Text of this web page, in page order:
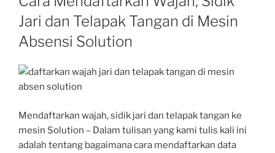
Jari dan Telapak Tangan di Mesin
Absensi Solution
Mendaftarkan wajah, sidik jari dan telapak tangan ke
mesin Solution – Dalam tulisan yang kami tulis kali ini
adalah tentang bagaimana cara mendaftarkan data